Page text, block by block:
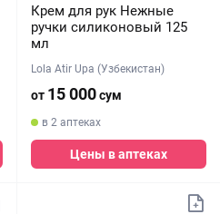
Крем для рук Нежные
ручки силиконовый 125
мл
Lola Atir Upa (Узбекистан)
от 15 000сум
в 2 аптеках
Цены в аптеках